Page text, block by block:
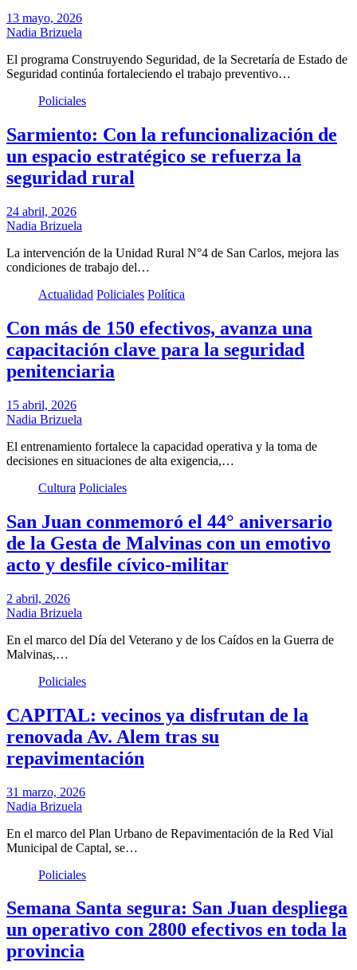
13 mayo, 2026
Nadia Brizuela
El programa Construyendo Seguridad, de la Secretaría de Estado de
Seguridad continúa fortaleciendo el trabajo preventivo…
Policiales
Sarmiento: Con la refuncionalización de
un espacio estratégico se refuerza la
seguridad rural
24 abril, 2026
Nadia Brizuela
La intervención de la Unidad Rural N°4 de San Carlos, mejora las
condiciones de trabajo del…
Actualidad Policiales Política
Con más de 150 efectivos, avanza una
capacitación clave para la seguridad
penitenciaria
15 abril, 2026
Nadia Brizuela
El entrenamiento fortalece la capacidad operativa y la toma de
decisiones en situaciones de alta exigencia,…
Cultura Policiales
San Juan conmemoró el 44° aniversario
de la Gesta de Malvinas con un emotivo
acto y desfile cívico-militar
2 abril, 2026
Nadia Brizuela
En el marco del Día del Veterano y de los Caídos en la Guerra de
Malvinas,…
Policiales
CAPITAL: vecinos ya disfrutan de la
renovada Av. Alem tras su
repavimentación
31 marzo, 2026
Nadia Brizuela
En el marco del Plan Urbano de Repavimentación de la Red Vial
Municipal de Captal, se…
Policiales
Semana Santa segura: San Juan despliega
un operativo con 2800 efectivos en toda la
provincia